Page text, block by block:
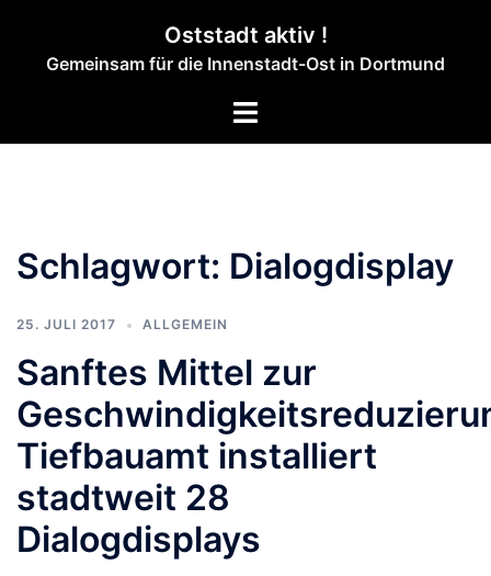
springen
Oststadt aktiv !
Gemeinsam für die Innenstadt-Ost in Dortmund
Menü
Schlagwort: Dialogdisplay
25. JULI 2017 ALLGEMEIN
Sanftes Mittel zur
Tiefbauamt installiert
stadtweit 28
Dialogdisplays